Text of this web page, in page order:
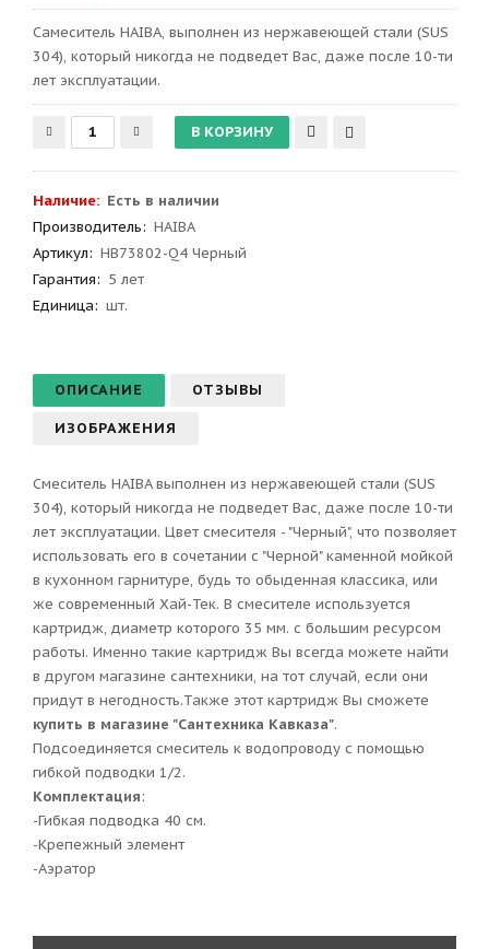
Сaмеситель HAIBA, выполнен из нержавеющей стали (SUS
304), который никогда не подведет Вас, даже после 10-ти
лет эксплуатации.
Наличие: Есть в наличии
Производитель: HAIBA
Артикул: HB73802-Q4 Черный
Гарантия: 5 лет
Единица: шт.
ОПИСАНИЕ ОТЗЫВЫ
ИЗОБРАЖЕНИЯ
Смеситель HAIBA выполнен из нержавеющей стали (SUS
304), который никогда не подведет Вас, даже после 10-ти
лет эксплуатации. Цвет смесителя - "Черный", что позволяет
использовать его в сочетании с "Черной" каменной мойкой
в кухонном гарнитуре, будь то обыденная классика, или
же современный Хай-Тек. В смесителе используется
картридж, диаметр которого 35 мм. с большим ресурсом
работы. Именно такие картридж Вы всегда можете найти
в другом магазине сантехники, на тот случай, если они
придут в негодность.Также этот картридж Вы сможете
купить в магазине "Сантехника Кавказа".
Подсоединяется смеситель к водопроводу с помощью
гибкой подводки 1/2.
Комплектация:
-Гибкая подводка 40 см.
-Крепежный элемент
-Аэратор